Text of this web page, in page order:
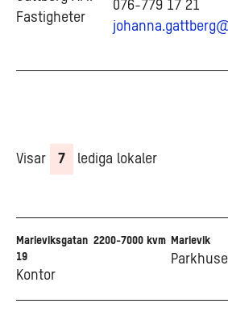
076-779 17 21
Visar 7 lediga lokaler
Go to Marieviksgatan 19
Marieviksgatan
19
Kontor
2200-7000 kvm Marievik